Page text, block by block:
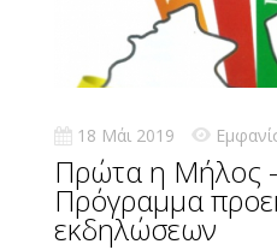
18 Μάι 2019
Πρώτα η Μήλος
Πρόγραμμα
εκδηλώσεων